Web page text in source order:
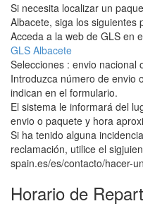
Si necesita localizar un
Albacete, siga los siguientes
Acceda a la web de GLS en
GLS Albacete
Selecciones : envio nacional
Introduzca número de envio
indican en el formulario.
El sistema le informará del
envio o paquete y hora
Si ha tenido alguna
reclamación, utilice el
spain.es/es/contacto/hacer-
Horario de